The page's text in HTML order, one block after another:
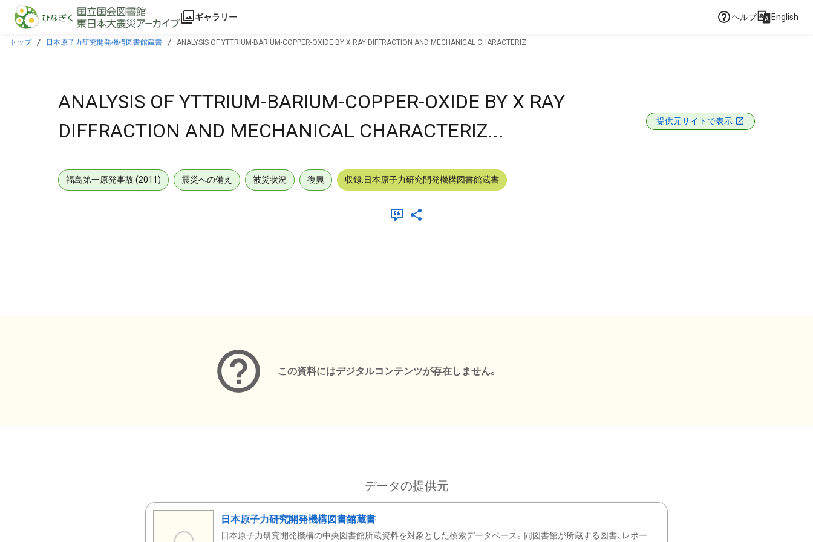
本文に飛ぶ
ギャラリー ヘルプ English
トップ 日本原子力研究開発機構図書館蔵書 ANALYSIS OF YTTRIUM-BARIUM-COPPER-OXIDE BY X RAY DIFFRACTION AND MECHANICAL CHARACTERIZ...
ANALYSIS OF YTTRIUM-BARIUM-COPPER-OXIDE BY X RAY
DIFFRACTION AND MECHANICAL CHARACTERIZ...
提供元サイトで表示
福島第一原発事故 (2011) 震災への備え 被災状況 復興 収録:日本原子力研究開発機構図書館蔵書
この資料にはデジタルコンテンツが存在しません。
データの提供元
日本原子力研究開発機構図書館蔵書
日本原子力研究開発機構の中央図書館所蔵資料を対象とした検索データベース。同図書館が所蔵する図書、レポー